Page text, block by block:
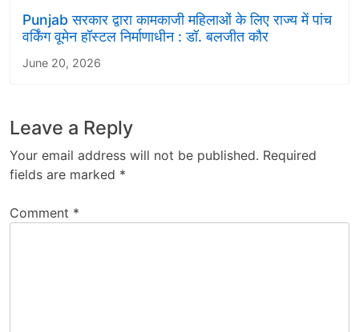
Punjab सरकार द्वारा कामकाजी महिलाओं के लिए राज्य में पांच
वर्किंग वूमेन हॉस्टल निर्माणाधीन : डॉ. बलजीत कौर
June 20, 2026
Leave a Reply
Your email address will not be published. Required
fields are marked *
Comment *